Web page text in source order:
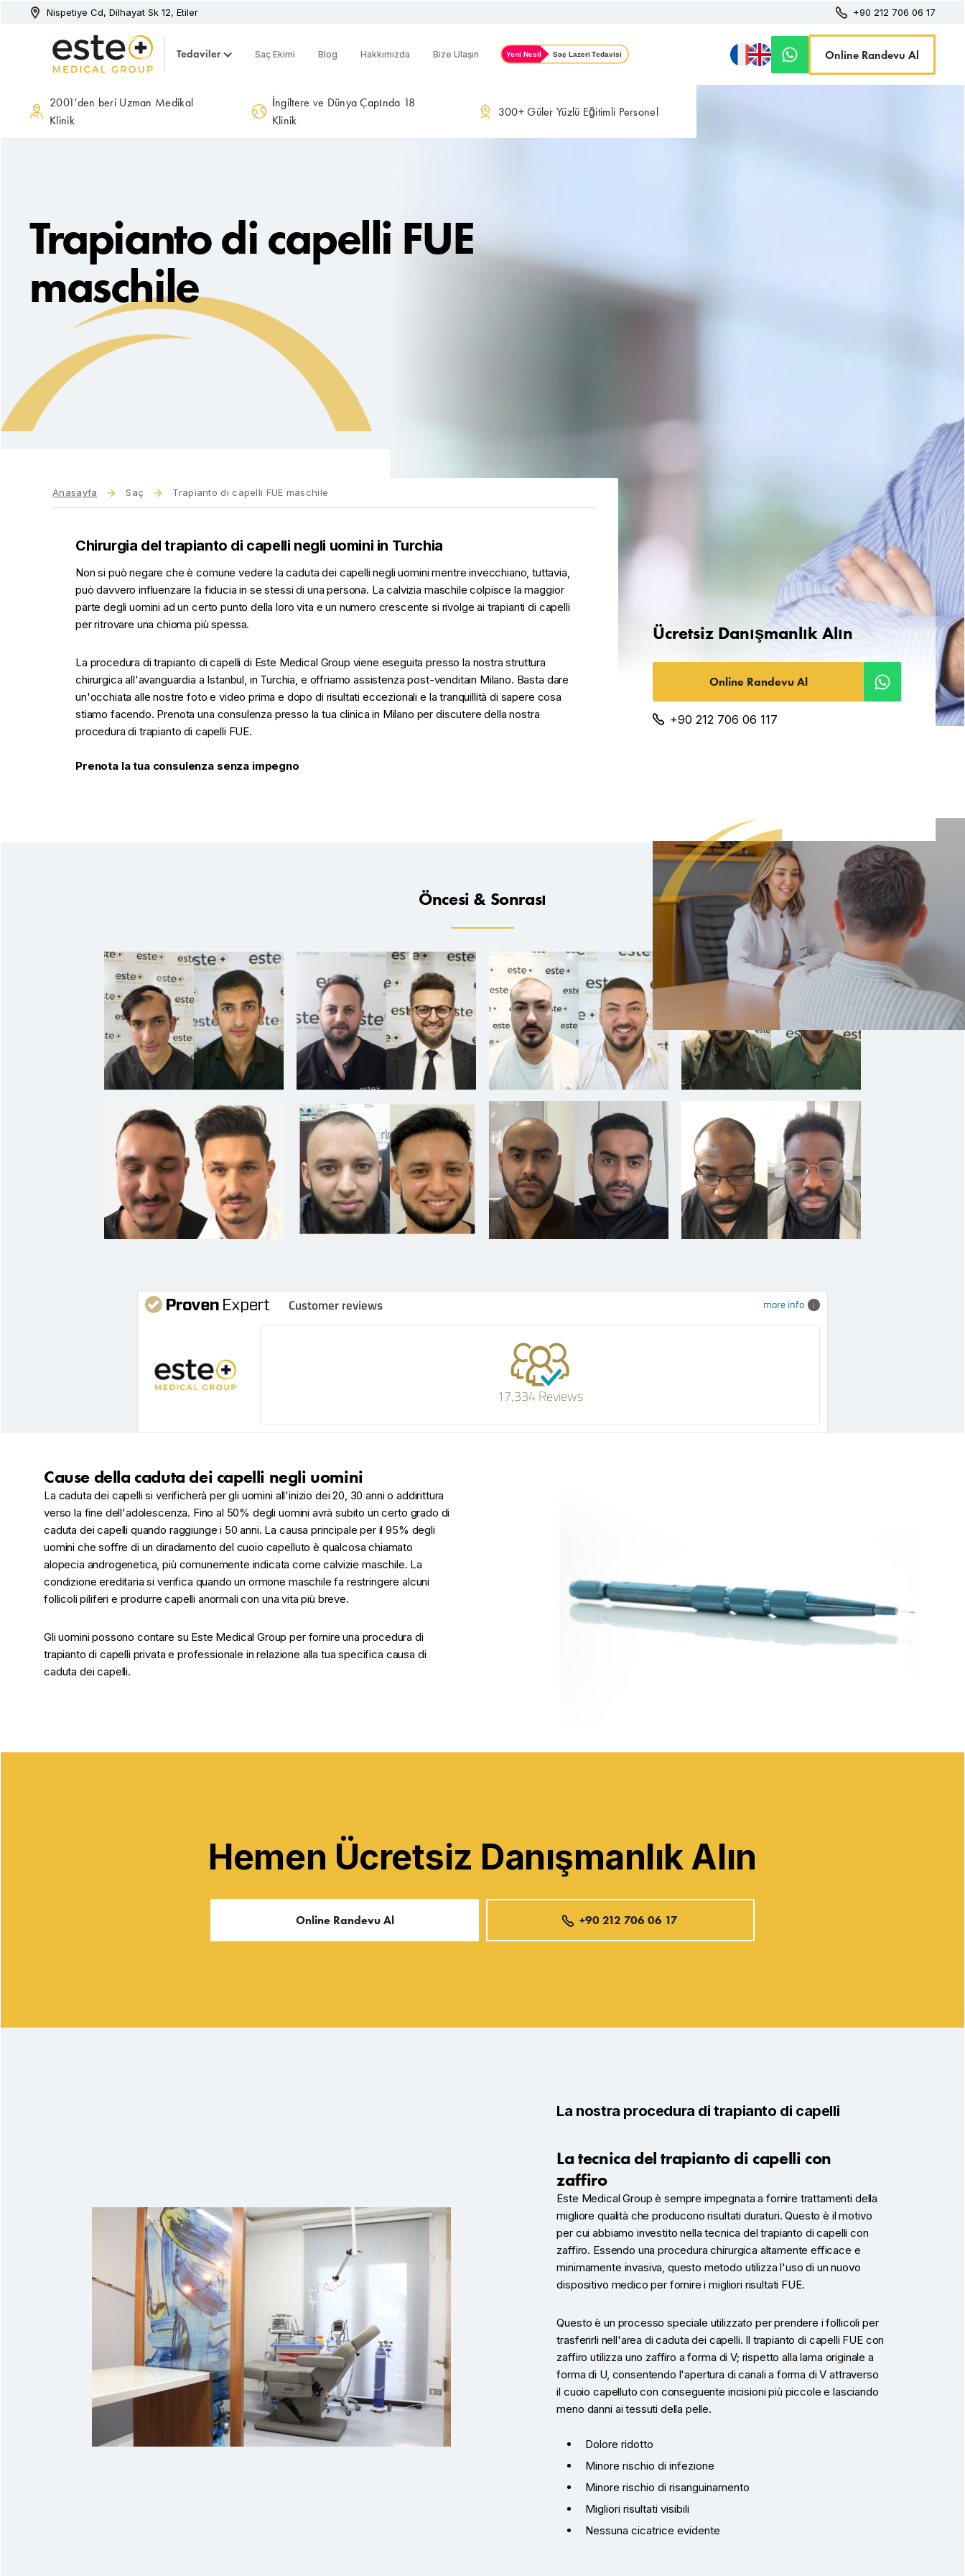
Nispetiye Cd, Dilhayat Sk 12, Etiler +90 212 706 06 17
Tedaviler Saç Ekimi Blog Hakkımızda Bize Ulaşın Online Randevu Al
2001'den beri Uzman Medikal
Klinik
İngiltere ve Dünya Çapında 18
Klinik
300+ Güler Yüzlü Eğitimli Personel
Trapianto di capelli FUE
maschile
Anasayfa Saç Trapianto di capelli FUE maschile
Chirurgia del trapianto di capelli negli uomini in Turchia
Non si può negare che è comune vedere la caduta dei capelli negli uomini mentre invecchiano, tuttavia,
può davvero influenzare la fiducia in se stessi di una persona. La calvizia maschile colpisce la maggior
parte degli uomini ad un certo punto della loro vita e un numero crescente si rivolge ai trapianti di capelli
per ritrovare una chioma più spessa.
La procedura di trapianto di capelli di Este Medical Group viene eseguita presso la nostra struttura
chirurgica all'avanguardia a Istanbul, in Turchia, e offriamo assistenza post-venditain Milano. Basta dare
un'occhiata alle nostre foto e video prima e dopo di risultati eccezionali e la tranquillità di sapere cosa
stiamo facendo. Prenota una consulenza presso la tua clinica in Milano per discutere della nostra
procedura di trapianto di capelli FUE.
Prenota la tua consulenza senza impegno
Ücretsiz Danışmanlık Alın
Online Randevu Al
+90 212 706 06 117
Öncesi & Sonrası
more info
Customer reviews
17,334 Reviews
Cause della caduta dei capelli negli uomini
La caduta dei capelli si verificherà per gli uomini all'inizio dei 20, 30 anni o addirittura
verso la fine dell'adolescenza. Fino al 50% degli uomini avrà subito un certo grado di
caduta dei capelli quando raggiunge i 50 anni. La causa principale per il 95% degli
uomini che soffre di un diradamento del cuoio capelluto è qualcosa chiamato
alopecia androgenetica, più comunemente indicata come calvizie maschile. La
condizione ereditaria si verifica quando un ormone maschile fa restringere alcuni
follicoli piliferi e produrre capelli anormali con una vita più breve.
Gli uomini possono contare su Este Medical Group per fornire una procedura di
trapianto di capelli privata e professionale in relazione alla tua specifica causa di
caduta dei capelli.
Hemen Ücretsiz Danışmanlık Alın
Online Randevu Al +90 212 706 06 17
La nostra procedura di trapianto di capelli
La tecnica del trapianto di capelli con
zaffiro
Este Medical Group è sempre impegnata a fornire trattamenti della
migliore qualità che producono risultati duraturi. Questo è il motivo
per cui abbiamo investito nella tecnica del trapianto di capelli con
zaffiro. Essendo una procedura chirurgica altamente efficace e
minimamente invasiva, questo metodo utilizza l'uso di un nuovo
dispositivo medico per fornire i migliori risultati FUE.
Questo è un processo speciale utilizzato per prendere i follicoli per
trasferirli nell'area di caduta dei capelli. Il trapianto di capelli FUE con
zaffiro utilizza uno zaffiro a forma di V; rispetto alla lama originale a
forma di U, consentendo l'apertura di canali a forma di V attraverso
il cuoio capelluto con conseguente incisioni più piccole e lasciando
meno danni ai tessuti della pelle.
Dolore ridotto
Minore rischio di infezione
Minore rischio di risanguinamento
Migliori risultati visibili
Nessuna cicatrice evidente